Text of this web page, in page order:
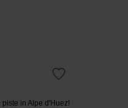
in Alpe d'Huez!